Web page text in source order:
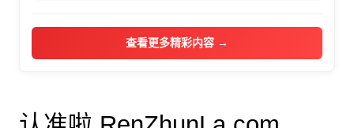
查看更多精彩内容 →